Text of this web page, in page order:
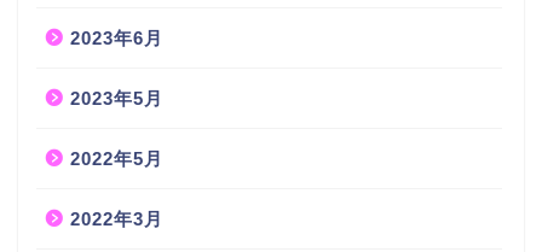
2023年6月
2023年5月
2022年5月
2022年3月